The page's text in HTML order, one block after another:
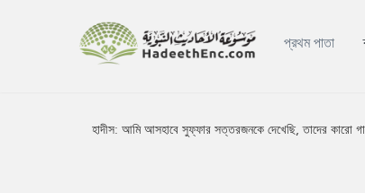
প্রথম পাতা
হাদীস:আমি আসহাবে সুফ্ফার সত্তরজনকে দেখেছি, তাদের কারো